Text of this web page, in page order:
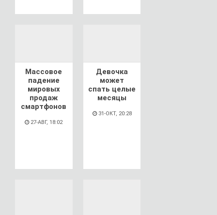
Массовое
падение
мировых
продаж
смартфонов
27-АВГ, 18:02
Девочка
может
спать целые
месяцы
31-ОКТ, 20:28